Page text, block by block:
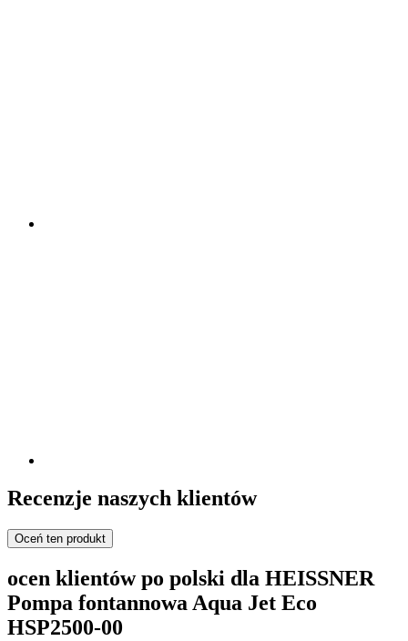
Recenzje naszych klientów
Oceń ten produkt
ocen klientów po polski dla HEISSNER
Pompa fontannowa Aqua Jet Eco
HSP2500-00